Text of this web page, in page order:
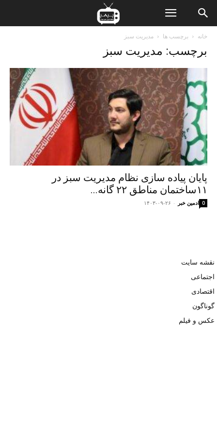
خانه برچسب ها مدیریت سبز
برچسب: مدیریت سبز
پایان پیاده سازی نظام مدیریت سبز در
۱۱ساختمان مناطق ۲۲ گانه...
ادمین خبر - ۱۴۰۳-۰۹-۲۶ 0
نقشه سایت
اجتماعی
اقتصادی
گوناگون
عکس و فیلم